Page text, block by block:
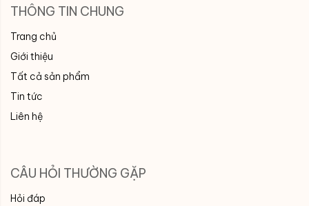
THÔNG TIN CHUNG
Trang chủ
Giới thiệu
Tất cả sản phẩm
Tin tức
Liên hệ
CÂU HỎI THƯỜNG GẶP
Hỏi đáp